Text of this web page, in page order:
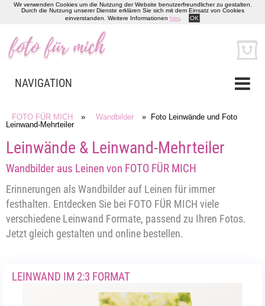
Wir verwenden Cookies um die Nutzung der Website benutzerfreundlicher zu gestalten.
Durch die Nutzung unserer Dienste erklären Sie sich mit dem Einsatz von Cookies
einverstanden. Weitere Informationen hier. OK
NAVIGATION
FOTO FÜR MICH » Wandbilder
» Foto Leinwände und Foto
Leinwand-Mehrteiler
Leinwände & Leinwand-Mehrteiler
Wandbilder aus Leinen von FOTO FÜR MICH
Erinnerungen als Wandbilder auf Leinen für immer
festhalten. Entdecken Sie bei FOTO FÜR MICH viele
verschiedene Leinwand Formate, passend zu Ihren Fotos.
Jetzt gleich gestalten und online bestellen.
LEINWAND IM 2:3 FORMAT